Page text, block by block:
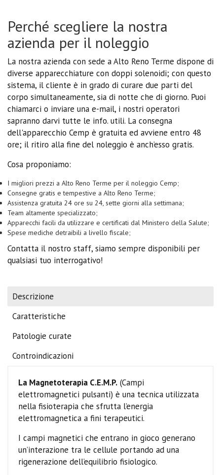
Perché scegliere la nostra
azienda per il noleggio
La nostra azienda con sede a Alto Reno Terme dispone di
diverse apparecchiature con doppi solenoidi; con questo
sistema, il cliente è in grado di curare due parti del
corpo simultaneamente, sia di notte che di giorno. Puoi
chiamarci o inviare una e-mail, i nostri operatori
sapranno darvi tutte le info. utili. La consegna
dell'apparecchio Cemp è gratuita ed avviene entro 48
ore; il ritiro alla fine del noleggio è anch’esso gratis.
Cosa proponiamo:
I migliori prezzi a Alto Reno Terme per il noleggio Cemp;
Consegne gratis e tempestive a Alto Reno Terme;
Assistenza gratuita 24 ore su 24, sette giorni alla settimana;
Team altamente specializzato;
Apparecchi facili da utilizzare e certificati dal Ministero della Salute;
Spese mediche detraibili a livello fiscale;
Contatta il nostro staff, siamo sempre disponibili per
qualsiasi tuo interrogativo!
Descrizione
Caratteristiche
Patologie curate
Controindicazioni
La Magnetoterapia C.E.M.P. (Campi
elettromagnetici pulsanti) è una tecnica utilizzata
nella fisioterapia che sfrutta l’energia
elettromagnetica a fini terapeutici.
I campi magnetici che entrano in gioco generano
un’interazione tra le cellule portando ad una
rigenerazione dell’equilibrio fisiologico.